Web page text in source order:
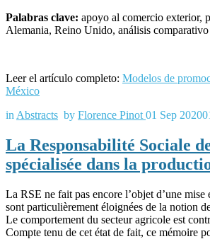
Palabras clave: apoyo al comercio exterior,
Alemania, Reino Unido, análisis
Leer el artículo completo: Modelos de
México
in Abstracts by Florence Pinot 01 Sep 2020
La Responsabilité Sociale
spécialisée dans la
La RSE ne fait pas encore l’objet d’une
sont particulièrement éloignées de la notion
Le comportement du secteur agricole est
Compte tenu de cet état de fait, ce mémoire